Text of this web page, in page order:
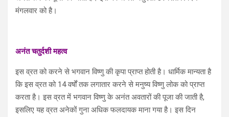
मंगलवार को है।
अनंत चतुर्दशी महत्व
इस व्रत को करने से भगवान विष्णु की कृपा प्राप्त होती है। धार्मिक मान्यता है
कि इस व्रत को 14 वर्षों तक लगातार करने से मनुष्य विष्णु लोक को प्राप्त
करता है। इस व्रत में भगवान विष्णु के अनंत अवतारों की पूजा की जाती है,
इसलिए यह व्रत अनेकों गुना अधिक फलदायक माना गया है। इस दिन